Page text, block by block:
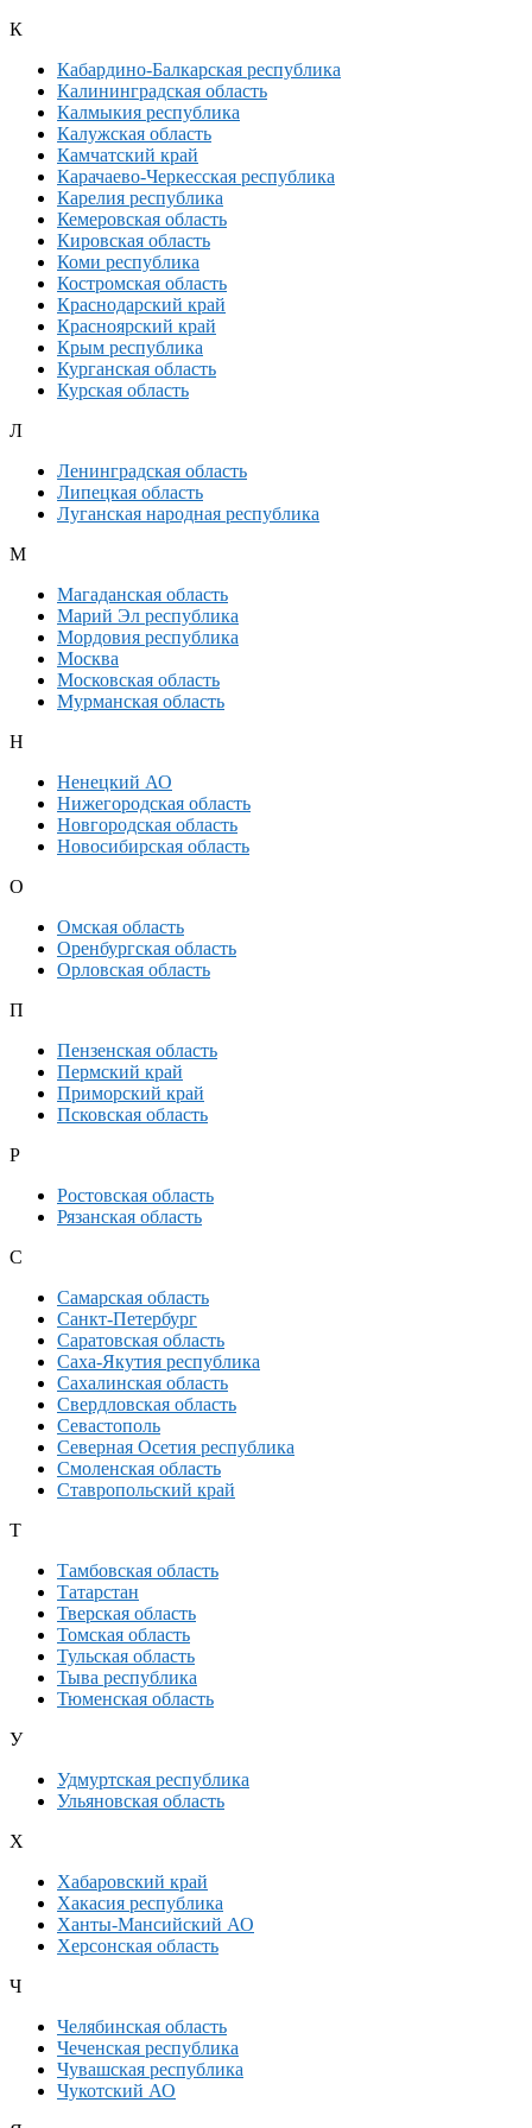
К
Кабардино-Балкарская республика
Калининградская область
Калмыкия республика
Калужская область
Камчатский край
Карачаево-Черкесская республика
Карелия республика
Кемеровская область
Кировская область
Коми республика
Костромская область
Краснодарский край
Красноярский край
Крым республика
Курганская область
Курская область
Л
Ленинградская область
Липецкая область
Луганская народная республика
М
Магаданская область
Марий Эл республика
Мордовия республика
Москва
Московская область
Мурманская область
Н
Ненецкий АО
Нижегородская область
Новгородская область
Новосибирская область
О
Омская область
Оренбургская область
Орловская область
П
Пензенская область
Пермский край
Приморский край
Псковская область
Р
Ростовская область
Рязанская область
С
Самарская область
Санкт-Петербург
Саратовская область
Саха-Якутия республика
Сахалинская область
Свердловская область
Севастополь
Северная Осетия республика
Смоленская область
Ставропольский край
Т
Тамбовская область
Татарстан
Тверская область
Томская область
Тульская область
Тыва республика
Тюменская область
У
Удмуртская республика
Ульяновская область
Х
Хабаровский край
Хакасия республика
Ханты-Мансийский АО
Херсонская область
Ч
Челябинская область
Чеченская республика
Чувашская республика
Чукотский АО